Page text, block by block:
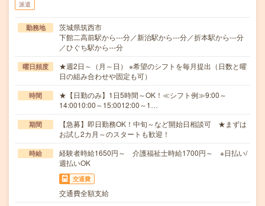
派遣
勤務地
茨城県筑西市
下館二高前駅から---分／新治駅から---分／折本駅から---分
／ひぐち駅から---分
曜日頻度
★週2日～（月～日） ※希望のシフトを毎月提出（日数と曜
日の組み合わせや固定も可）
時間
★【日勤のみ】1日5時間～OK！≪シフト例≫9:00～
14:0010:00～15:0012:00～1…
期間
【急募】即日勤務OK！中旬～など開始日相談可 ★まずは
お試し2カ月～のスタートも歓迎！
時給
経験者時給1650円～ 介護福祉士時給1700円～ ※日払い/
週払いOK
交通費
交通費全額支給